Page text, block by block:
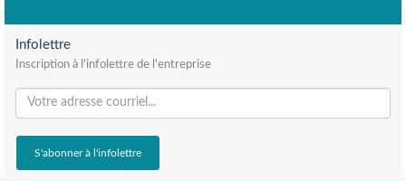
Infolettre
Inscription à l'infolettre de l'entreprise